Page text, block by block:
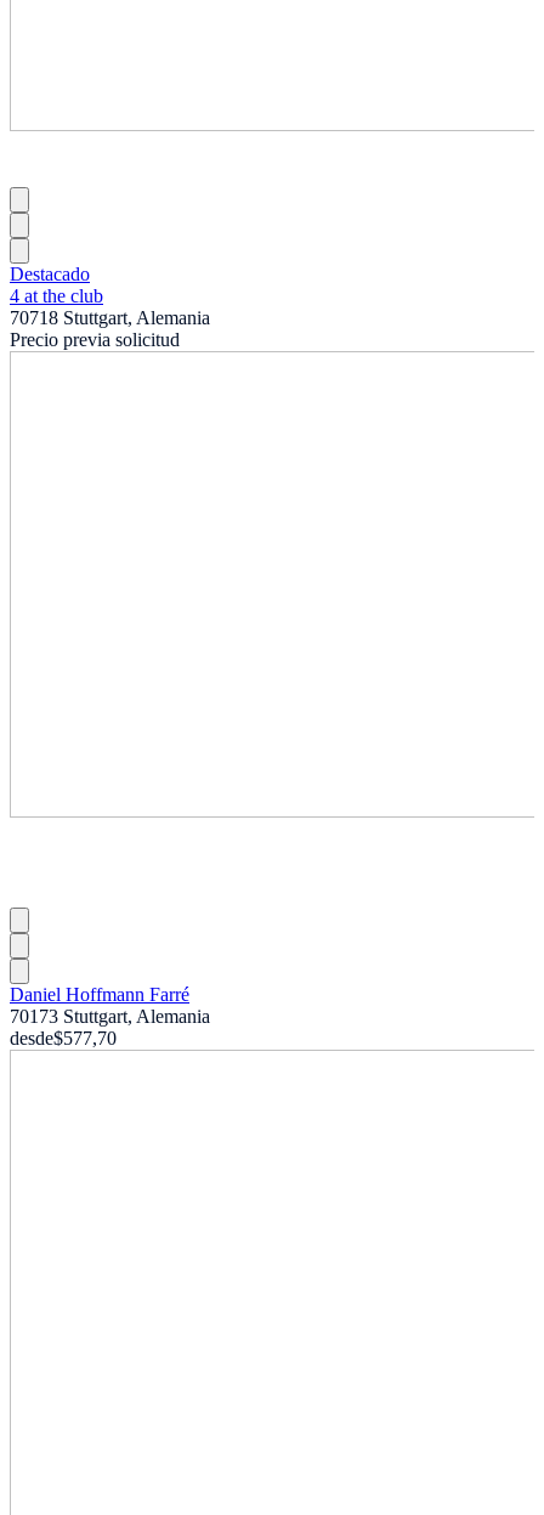
Destacado
4 at the club
70718 Stuttgart, Alemania
Precio previa solicitud
Daniel Hoffmann Farré
70173 Stuttgart, Alemania
desde$577,70